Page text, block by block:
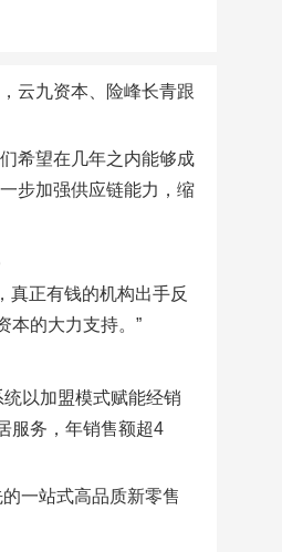
云九资本、险峰长青跟
希望在几年之内能够成
步加强供应链能力，缩
真正有钱的机构出手反
本的大力支持。”
以加盟模式赋能经销
服务，年销售额超4
一站式高品质新零售